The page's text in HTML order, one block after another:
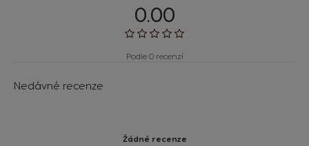
0.00
Podle 0 recenzí
Nedávné recenze
Žádné recenze